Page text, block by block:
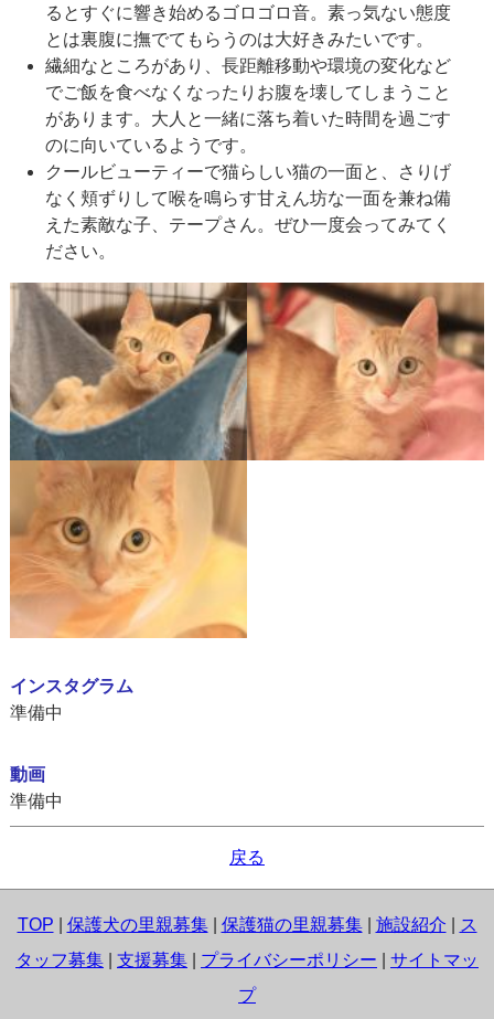
るとすぐに響き始めるゴロゴロ音。素っ気ない態度
とは裏腹に撫でてもらうのは大好きみたいです。
繊細なところがあり、長距離移動や環境の変化など
でご飯を食べなくなったりお腹を壊してしまうこと
があります。大人と一緒に落ち着いた時間を過ごす
のに向いているようです。
クールビューティーで猫らしい猫の一面と、さりげ
なく頬ずりして喉を鳴らす甘えん坊な一面を兼ね備
えた素敵な子、テープさん。ぜひ一度会ってみてく
ださい。
インスタグラム
準備中
動画
準備中
戻る
TOP 保護犬の里親募集| 保護猫の里親募集| 施設紹介
ス
タッフ募集
支援募集 プライバシーポリシー
サイトマッ
プ